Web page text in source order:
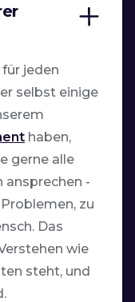
jeden
selbst einige
haben,
gerne alle
ansprechen -
zu
Das
wie
steht, und